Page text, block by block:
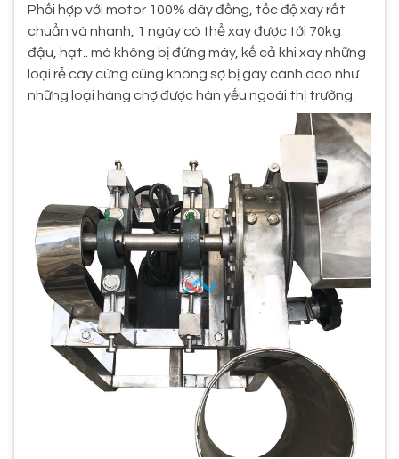
Phối hợp với motor 100% dây đồng, tốc độ xay rất
chuẩn và nhanh, 1 ngày có thể xay được tới 70kg
đậu, hạt.. mà không bị đứng máy, kể cả khi xay những
loại rễ cây cứng cũng không sợ bị gãy cánh dao như
những loại hàng chợ được hàn yếu ngoài thị trường.